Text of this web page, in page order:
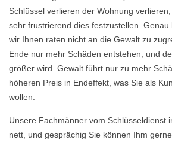
Schlüssel verlieren der Wohnung
sehr frustrierend dies festzustellen. Genau
wir Ihnen raten nicht an die Gewalt zu
Ende nur mehr Schäden entstehen, und
größer wird. Gewalt führt nur zu mehr
höheren Preis in Endeffekt, was Sie als
wollen.
Unsere Fachmänner vom Schlüsseldienst
nett, und gesprächig Sie können Ihm